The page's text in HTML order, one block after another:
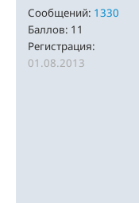
Сообщений: 1330
Баллов: 11
Регистрация:
01.08.2013